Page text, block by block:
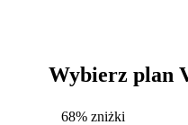
Wybierz plan
68% zniżki